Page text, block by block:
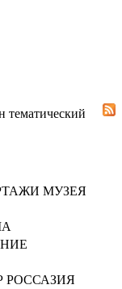
тематический
МУЗЕЯ
РОССАЗИЯ